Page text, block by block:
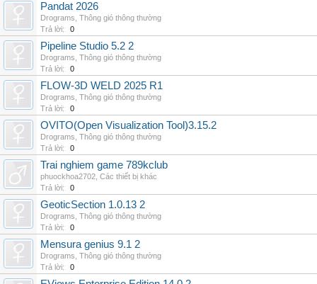
Pandat 2026
Drograms Thông gió thông thường
Trả lời:
0
Pipeline Studio 5.2 2
Drograms Thông gió thông thường
Trả lời:
0
FLOW-3D WELD 2025 R1
Drograms Thông gió thông thường
Trả lời:
0
OVITO(Open Visualization Tool)3.15.2
Drograms Thông gió thông thường
Trả lời:
0
Trai nghiem game 789kclub
phuockhoa2702 Các thiết bị khác
Trả lời:
0
GeoticSection 1.0.13 2
Drograms Thông gió thông thường
Trả lời:
0
Mensura genius 9.1 2
Drograms Thông gió thông thường
Trả lời:
0